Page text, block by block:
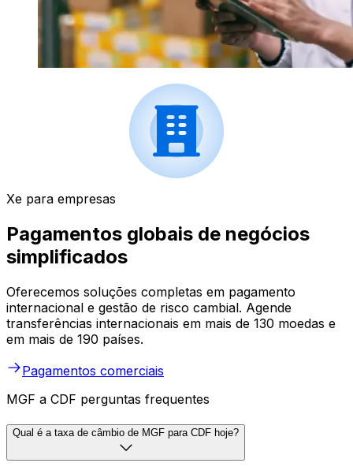
Xe para empresas
Pagamentos globais de negócios
simplificados
Oferecemos soluções completas em pagamento
internacional e gestão de risco cambial. Agende
transferências internacionais em mais de 130 moedas e
em mais de 190 países.
Pagamentos comerciais
MGF a CDF perguntas frequentes
Qual é a taxa de câmbio de MGF para CDF hoje?